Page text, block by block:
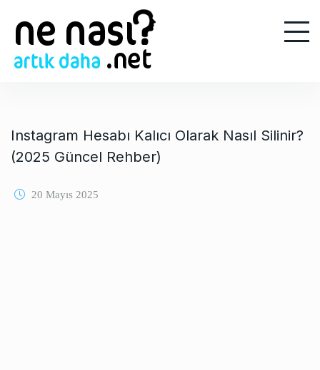
Instagram Hesabı Kalıcı Olarak Nasıl Silinir?
(2025 Güncel Rehber)
20 Mayıs 2025